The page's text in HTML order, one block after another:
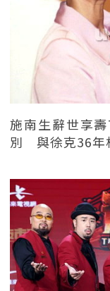
施南生辭世享
別 與徐克36年